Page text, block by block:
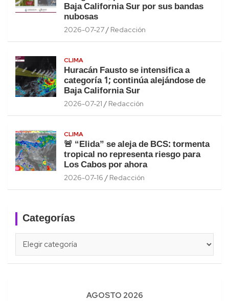
Baja California Sur por sus bandas
nubosas
2026-07-27 Redacción
CLIMA
Huracán Fausto se intensifica a
categoría 1; continúa alejándose de
Baja California Sur
2026-07-21 Redacción
CLIMA
🚨 “Elida” se aleja de BCS: tormenta
tropical no representa riesgo para
Los Cabos por ahora
2026-07-16 Redacción
Categorías
AGOSTO 2026